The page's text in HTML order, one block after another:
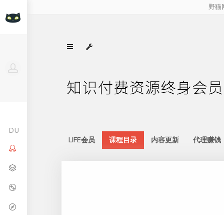
DU
微软Azure合作伙伴 (Microsoft
LIFE会员 课程目录 内容更新 代理赚钱